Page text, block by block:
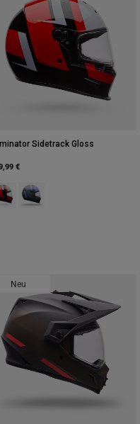
Orange.
Sidetrack Gloss
€
swatch type of Rot/
Product swatch type of
Neu